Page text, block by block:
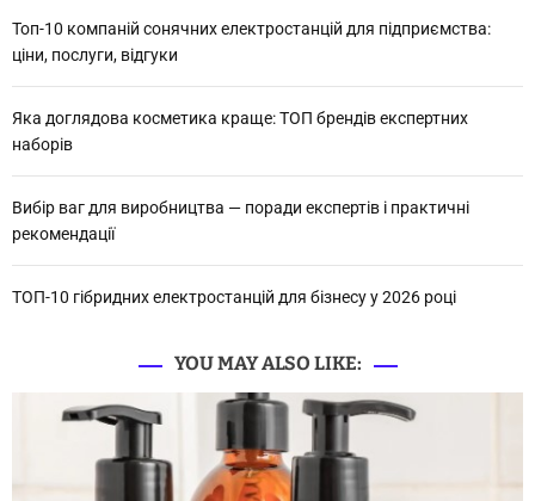
Топ-10 компаній сонячних електростанцій для підприємства:
ціни, послуги, відгуки
Яка доглядова косметика краще: ТОП брендів експертних
наборів
Вибір ваг для виробництва — поради експертів і практичні
рекомендації
ТОП-10 гібридних електростанцій для бізнесу у 2026 році
YOU MAY ALSO LIKE: